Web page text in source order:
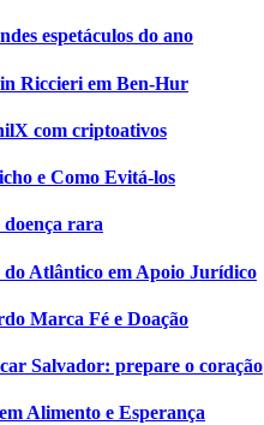
espetáculos do ano
Riccieri em Ben-Hur
com criptoativos
e Como Evitá-los
rara
Atlântico em Apoio Jurídico
Marca Fé e Doação
Salvador: prepare o coração
Alimento e Esperança